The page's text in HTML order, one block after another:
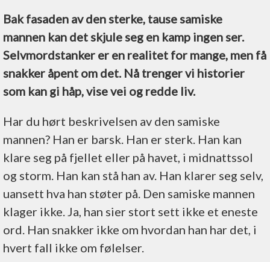
Bak fasaden av den sterke, tause samiske
mannen kan det skjule seg en kamp ingen ser.
Selvmordstanker er en realitet for mange, men få
snakker åpent om det. Nå trenger vi historier
som kan gi håp, vise vei og redde liv.
Har du hørt beskrivelsen av den samiske
mannen? Han er barsk. Han er sterk. Han kan
klare seg på fjellet eller på havet, i midnattssol
og storm. Han kan stå han av. Han klarer seg selv,
uansett hva han støter på. Den samiske mannen
klager ikke. Ja, han sier stort sett ikke et eneste
ord. Han snakker ikke om hvordan han har det, i
hvert fall ikke om følelser.